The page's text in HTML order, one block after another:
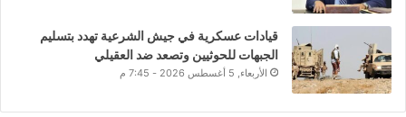
قيادات عسكرية في جيش الشرعية تهدد بتسليم
الجبهات للحوثيين وتصعد ضد العقيلي
الأربعاء, 5 أغسطس 2026 - 7:45 م